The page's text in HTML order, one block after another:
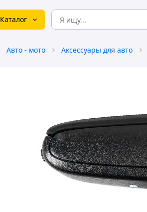
Каталог
Авто - мото Аксессуары для авто